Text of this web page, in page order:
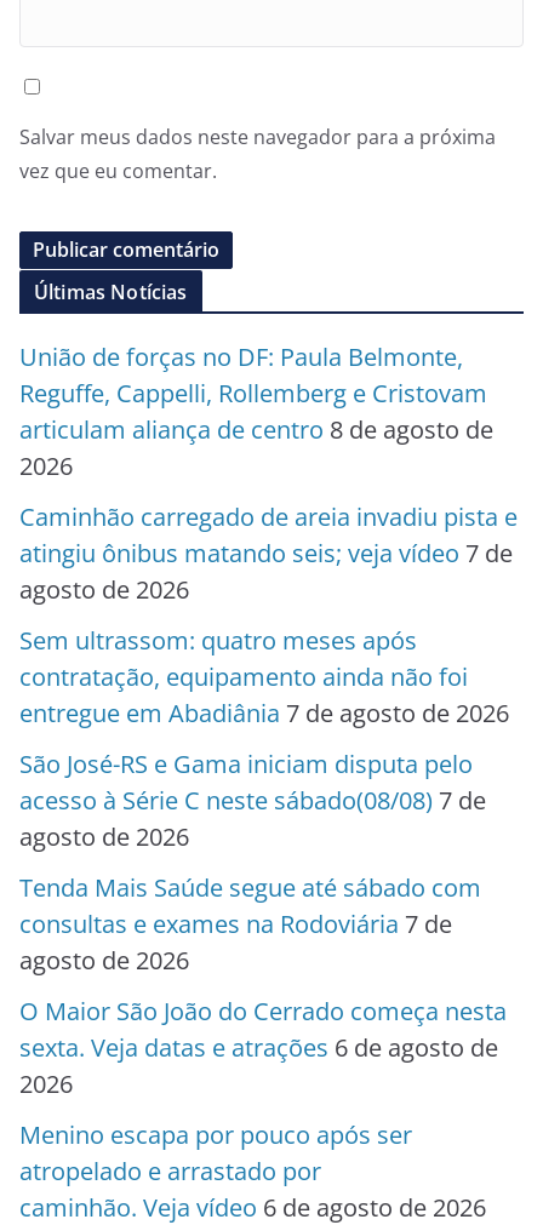
Salvar meus dados neste navegador para a próxima
vez que eu comentar.
Últimas Notícias
União de forças no DF: Paula Belmonte,
Reguffe, Cappelli, Rollemberg e Cristovam
articulam aliança de centro 8 de agosto de
2026
Caminhão carregado de areia invadiu pista e
atingiu ônibus matando seis; veja vídeo 7 de
agosto de 2026
Sem ultrassom: quatro meses após
contratação, equipamento ainda não foi
entregue em Abadiânia 7 de agosto de 2026
São José-RS e Gama iniciam disputa pelo
acesso à Série C neste sábado(08/08) 7 de
agosto de 2026
Tenda Mais Saúde segue até sábado com
consultas e exames na Rodoviária 7 de
agosto de 2026
O Maior São João do Cerrado começa nesta
sexta. Veja datas e atrações 6 de agosto de
2026
Menino escapa por pouco após ser
atropelado e arrastado por
caminhão. Veja vídeo 6 de agosto de 2026